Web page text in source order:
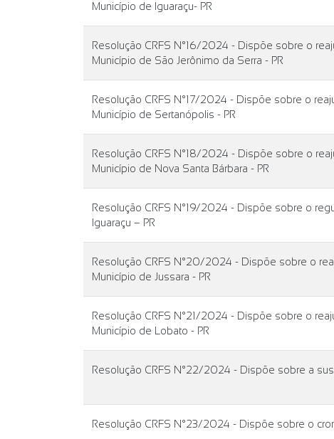
Município de Iguaraçu- PR
Resolução CRFS N°16/2024 - Dispõe sobre o
Município de São Jerônimo da Serra - PR
Resolução CRFS N°17/2024 - Dispõe sobre o
Município de Sertanópolis - PR
Resolução CRFS N°18/2024 - Dispõe sobre o
Município de Nova Santa Bárbara - PR
Resolução CRFS N°19/2024 - Dispõe sobre o
Iguaraçu – PR
Resolução CRFS N°20/2024 - Dispõe sobre o
Município de Jussara - PR
Resolução CRFS N°21/2024 - Dispõe sobre o
Município de Lobato - PR
Resolução CRFS N°22/2024 - Dispõe sobre a
Resolução CRFS N°23/2024 - Dispõe sobre o